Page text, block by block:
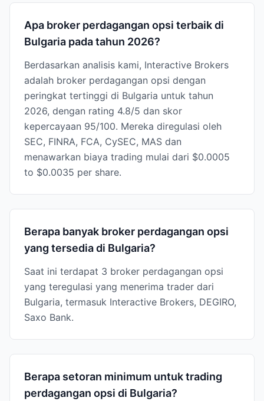
Apa broker perdagangan opsi terbaik di
Bulgaria pada tahun 2026?
Berdasarkan analisis kami, Interactive Brokers
adalah broker perdagangan opsi dengan
peringkat tertinggi di Bulgaria untuk tahun
2026, dengan rating 4.8/5 dan skor
kepercayaan 95/100. Mereka diregulasi oleh
SEC, FINRA, FCA, CySEC, MAS dan
menawarkan biaya trading mulai dari $0.0005
to $0.0035 per share.
Berapa banyak broker perdagangan opsi
yang tersedia di Bulgaria?
Saat ini terdapat 3 broker perdagangan opsi
yang teregulasi yang menerima trader dari
Bulgaria, termasuk Interactive Brokers, DEGIRO,
Saxo Bank.
Berapa setoran minimum untuk trading
perdagangan opsi di Bulgaria?